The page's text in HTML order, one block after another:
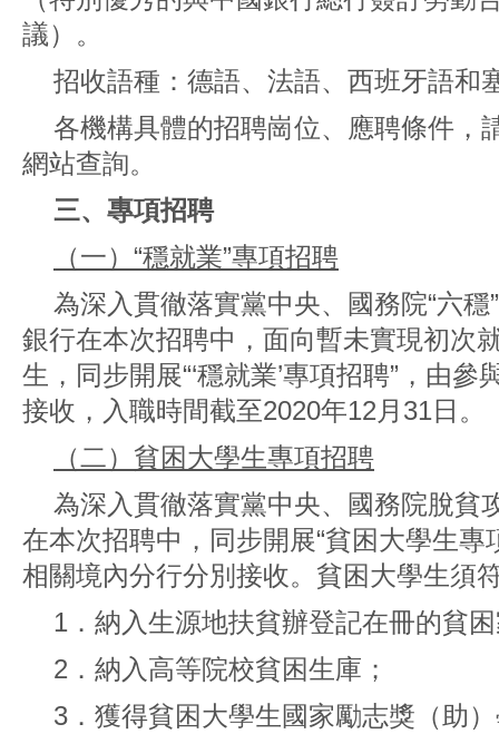
議）。
招收語種：德語、法語、西班牙語和
各機構具體的招聘崗位、應聘條件，
網站查詢。
三、專項招聘
（一）“穩就業”專項招聘
為深入貫徹落實黨中央、國務院“六穩
銀行在本次招聘中，面向暫未實現初次
生，同步開展“‘穩就業’專項招聘”，由
接收，入職時間截至2020年12月31日。
（二）貧困大學生專項招聘
為深入貫徹落實黨中央、國務院脫貧
在本次招聘中，同步開展“貧困大學生專
相關境內分行分別接收。貧困大學生須
1．納入生源地扶貧辦登記在冊的貧
2．納入高等院校貧困生庫；
3．獲得貧困大學生國家勵志獎（助